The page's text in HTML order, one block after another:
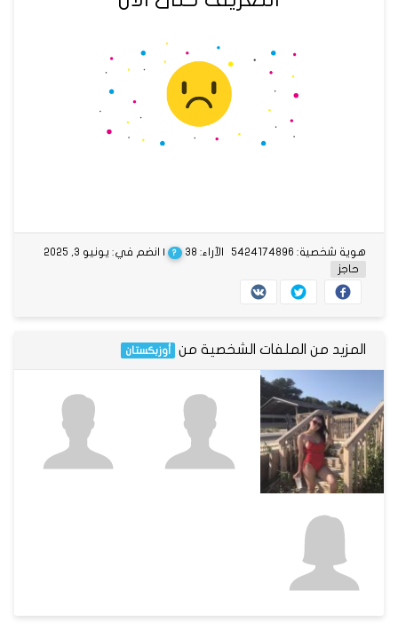
الآراء: 38 ? | انضم في: يونيو 3, 2025
هوية شخصية: 5424174896
حاجز
المزيد من الملفات الشخصية من أوزبكستان